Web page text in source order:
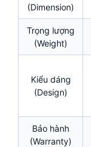
(Dimension)
Trọng lượng
(Weight)
Kiểu dáng
(Design)
Bảo hành
(Warranty)